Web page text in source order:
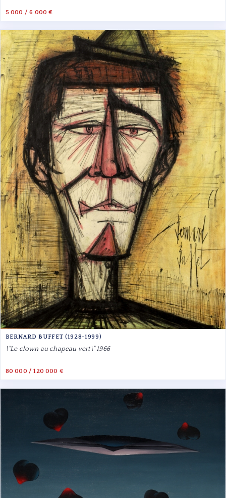
5 000 / 6 000 €
BERNARD BUFFET (1928-1999)
\"Le clown au chapeau vert\" 1966
80 000 / 120 000 €